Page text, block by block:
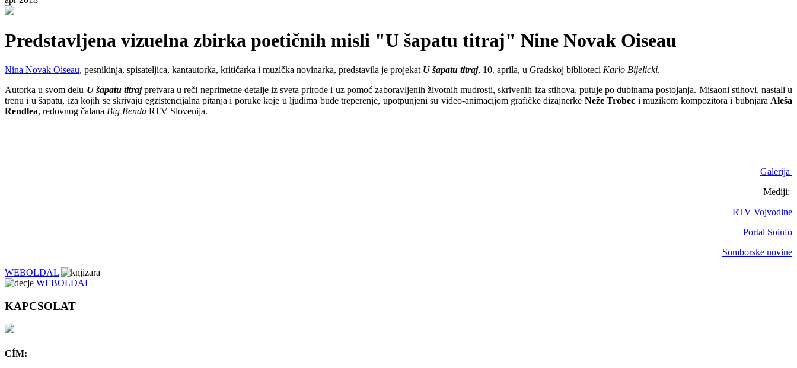
Predstavljena vizuelna zbirka poetičnih misli "U šapatu titraj" Nine Novak Oiseau
Nina Novak Oiseau, pesnikinja, spisateljica, kantautorka, kritičarka i muzička novinarka, predstavila je projekat U šapatu titraj, 10. aprila, u Gradskoj biblioteci Karlo Bijelicki.
Autorka u svom delu U šapatu titrajpretvara u reči neprimetne detalje iz sveta prirode i uz pomoć zaboravljenih životnih mudrosti, skrivenih iza stihova, putuje po dubinama postojanja. Misaoni stihovi, nastali u
trenu i u šapatu, iza kojih se skrivaju egzistencijalna pitanja i poruke koje u ljudima bude treperenje, upotpunjeni su video-animacijom grafičke dizajnerke Neže Trobec i muzikom kompozitora i bubnjara Aleša
Rendlea, redovnog čalana Big Benda RTV Slovenija.
Galerija
Mediji:
RTV Vojvodine
Portal Soinfo
Somborske novine
WEBOLDAL
WEBOLDAL
KAPCSOLAT
CÍM: